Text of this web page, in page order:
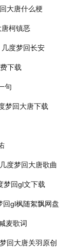
大唐什么梗
唐柯镇恶
几度梦回长安
下载
句
梦回大唐下载
几度梦回大唐歌曲
梦回gl文下载
回gl枫随絮飘网盘
麦歌词
回大唐关羽原创